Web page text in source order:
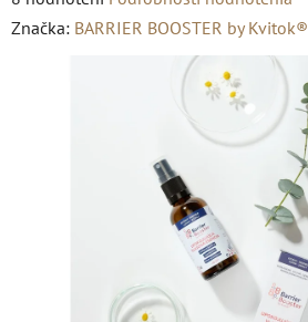
hodnotenie
Značka: BARRIER BOOSTER by Kvitok®